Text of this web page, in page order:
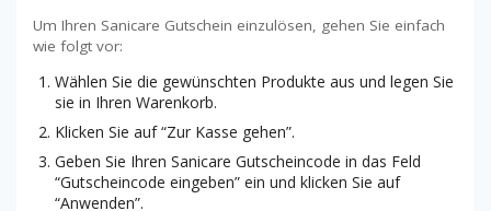
Um Ihren Sanicare Gutschein einzulösen, gehen Sie einfach
wie folgt vor:
Wählen Sie die gewünschten Produkte aus und legen Sie
sie in Ihren Warenkorb.
Klicken Sie auf “Zur Kasse gehen”.
Geben Sie Ihren Sanicare Gutscheincode in das Feld
“Gutscheincode eingeben” ein und klicken Sie auf
“Anwenden”.